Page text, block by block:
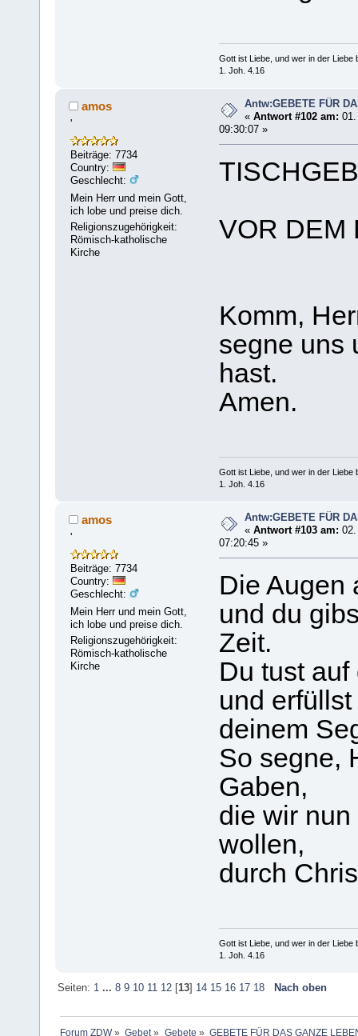
Gott ist Liebe, und wer in der Liebe
1. Joh. 4.16
amos
'
Beiträge: 7734
Country:
Geschlecht:
Mein Herr und mein Gott,
ich lobe und preise dich.
Religionszugehörigkeit:
Römisch-katholische
Kirche
Antw:GEBETE FÜR
«Antwort #102 am:
09:30:07 »
VOR DEM
Komm,
segne uns
hast.
Amen.
Gott ist Liebe, und wer in der Liebe
1. Joh. 4.16
amos
'
Beiträge: 7734
Country:
Geschlecht:
Mein Herr und mein Gott,
ich lobe und preise dich.
Religionszugehörigkeit:
Römisch-katholische
Kirche
Antw:GEBETE FÜR
«Antwort #103 am:
07:20:45 »
Die Augen
und du
Zeit.
Du tust
und
deinem
So segne,
Gaben,
die wir
wollen,
durch
Gott ist Liebe, und wer in der Liebe
1. Joh. 4.16
Seiten: 1 ... 8 9 10 11 12[13] 14 15 16 17 18 Nach oben
Forum ZDW» Gebet» Gebete » GEBETE FÜR DAS GANZE